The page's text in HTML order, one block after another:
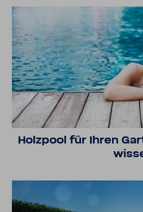
Holz­pool für Ihren